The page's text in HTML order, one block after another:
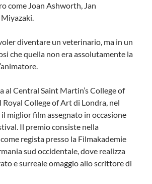
come Joan Ashworth, Jan
Miyazaki.
diventare un veterinario, ma in un
che quella non era assolutamente la
al Central Saint Martin’s College of
College of Art di Londra, nel
miglior film assegnato in occasione
Il premio consiste nella
regista presso la Filmakademie
sud occidentale, dove realizza
e surreale omaggio allo scrittore di